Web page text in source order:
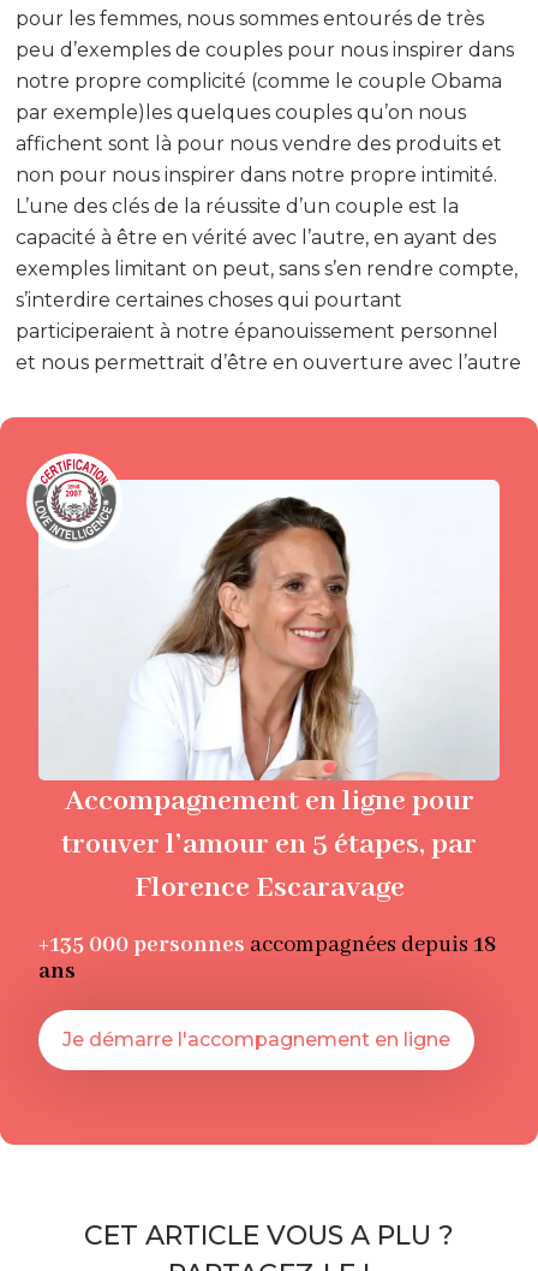
pour les femmes, nous sommes entourés de très
peu d’exemples de couples pour nous inspirer dans
notre propre complicité (comme le couple Obama
par exemple)les quelques couples qu’on nous
affichent sont là pour nous vendre des produits et
non pour nous inspirer dans notre propre intimité.
L’une des clés de la réussite d’un couple est la
capacité à être en vérité avec l’autre, en ayant des
exemples limitant on peut, sans s’en rendre compte,
s’interdire certaines choses qui pourtant
participeraient à notre épanouissement personnel
et nous permettrait d’être en ouverture avec l’autre
Accompagnement en ligne pour
trouver l’amour en 5 étapes, par
Florence Escaravage
+135 000 personnes accompagnées depuis 18
ans
Je démarre l'accompagnement en ligne
CET ARTICLE VOUS A PLU ?